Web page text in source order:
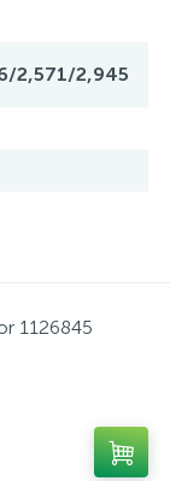
2,571/2,945
1126845